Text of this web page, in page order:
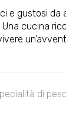
e gustosi da
cucina
di